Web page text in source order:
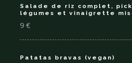
Salade de riz complet,
légumes et vinaigrette
9 €
Patatas bravas (vegan)